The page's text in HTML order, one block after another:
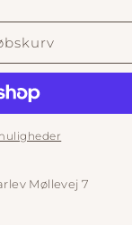
Møllevej 7